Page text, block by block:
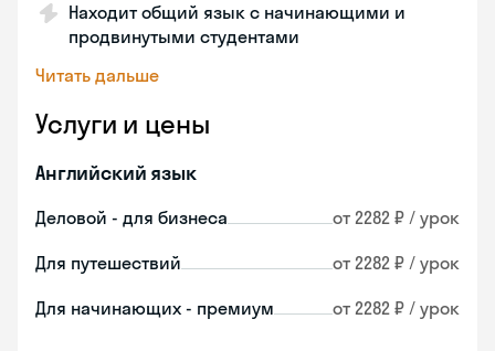
Находит общий язык с начинающими и
продвинутыми студентами
Читать дальше
Услуги и цены
Английский язык
Деловой - для бизнеса от 2282 ₽ / урок
Для путешествий от 2282 ₽ / урок
Для начинающих - премиум от 2282 ₽ / урок